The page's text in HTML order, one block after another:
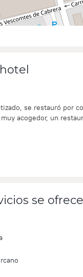
se restauró por
acogedor, un
se